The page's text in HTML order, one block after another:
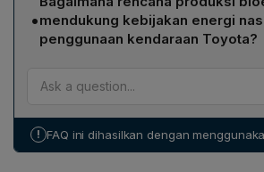
dimulai pada semester II tahun ini,
produksi bioetanol dijadwalkan
2028.
•mendukung kebijakan energi
penggunaan kendaraan Toyota?
6.000 hektare, sejalan dengan target
menerapkan E10 pada 2028.
akan mengurangi ketergantungan
! FAQ ini dihasilkan dengan